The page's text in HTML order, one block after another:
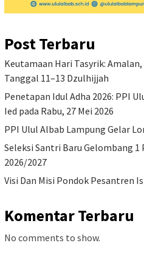
Post Terbaru
Keutamaan Hari Tasyrik: Amalan,
Tanggal 11–13 Dzulhijjah
Penetapan Idul Adha 2026: PPI
Ied pada Rabu, 27 Mei 2026
PPI Ulul Albab Lampung Gelar
Seleksi Santri Baru Gelombang
2026/2027
Visi Dan Misi Pondok Pesantren
Komentar Terbaru
No comments to show.